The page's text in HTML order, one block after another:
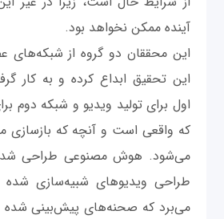
آینده ممکن نخواهد بود.
این محققان دو گروه از شبکه‌های
این تحقیق ابداع کرده و به کار
اول برای تولید ویدیو و شبکه دوم
که واقعی است و آنچه که بازسازی
می‌شود. هوش مصنوعی طراحی شده
طراحی ویدیوهای شبیه‌سازی شده
می‌برد که صحنه‌های پیش‌بینی شده